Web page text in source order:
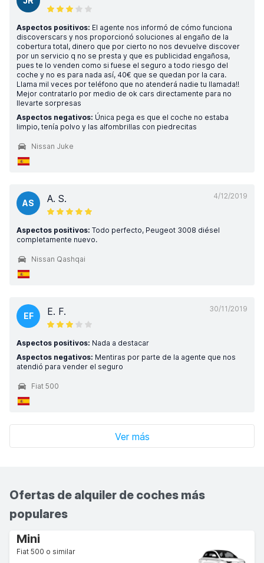
Aspectos positivos: El agente nos informó de cómo funciona
discoverscars y nos proporcionó soluciones al engaño de la
cobertura total, dinero que por cierto no nos devuelve discover
por un servicio q no se presta y que es publicidad engañosa,
pues te lo venden como si fuese el seguro a todo riesgo del
coche y no es para nada así, 40€ que se quedan por la cara.
Llama mil veces por teléfono que no atenderá nadie tu llamada!!
Mejor contratarlo por medio de ok cars directamente para no
llevarte sorpresas
Aspectos negativos: Única pega es que el coche no estaba
limpio, tenía polvo y las alfombrillas con piedrecitas
Nissan Juke
4/12/2019
AS A. S.
Aspectos positivos: Todo perfecto, Peugeot 3008 diésel
completamente nuevo.
Nissan Qashqai
30/11/2019
EF E. F.
Aspectos positivos: Nada a destacar
Aspectos negativos: Mentiras por parte de la agente que nos
atendió para vender el seguro
Fiat 500
Ver más
Ofertas de alquiler de coches más
populares
Mini
Fiat 500 o similar